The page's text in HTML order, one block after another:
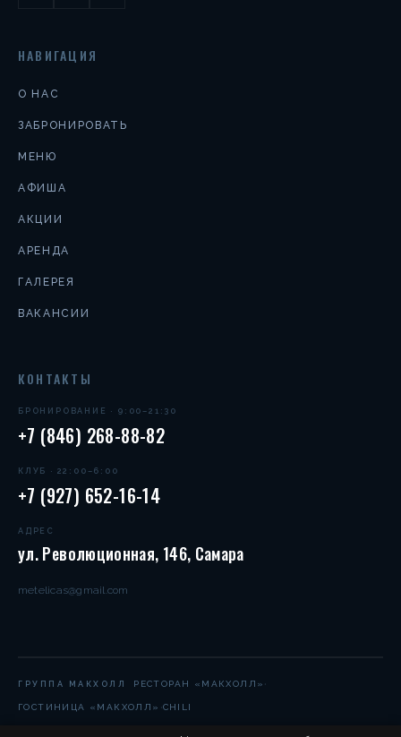
НАВИГАЦИЯ
О НАС
ЗАБРОНИРОВАТЬ
МЕНЮ
АФИША
АКЦИИ
АРЕНДА
ГАЛЕРЕЯ
ВАКАНСИИ
КОНТАКТЫ
БРОНИРОВАНИЕ · 9:00–21:30
+7 (846) 268-88-82
КЛУБ · 22:00–6:00
+7 (927) 652-16-14
АДРЕС
ул. Революционная, 146, Самара
metelicas@gmail.com
ГРУППА МАКХОЛЛ РЕСТОРАН «МАКХОЛЛ» ·
ГОСТИНИЦА «МАКХОЛЛ» ·CHILI